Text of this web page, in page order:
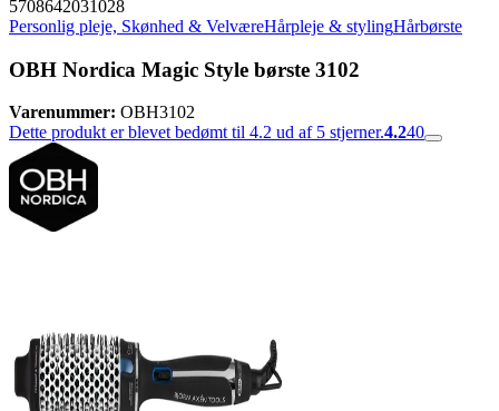
5708642031028
Personlig pleje, Skønhed & VelværeHårpleje & stylingHårbørste
OBH Nordica Magic Style børste 3102
Varenummer: OBH3102
Dette produkt er blevet bedømt til 4.2 ud af 5 stjerner.4.240